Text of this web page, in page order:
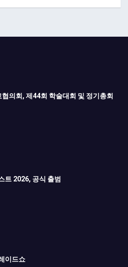
의회, 제44회 학술대회 및 정기총회
트 2026, 공식 출범
이드쇼